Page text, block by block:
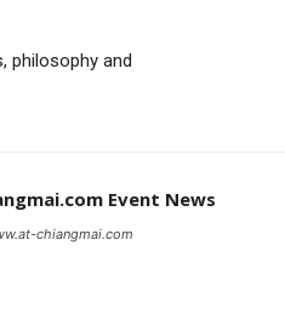
philosophy and
Event News
chiangmai.com